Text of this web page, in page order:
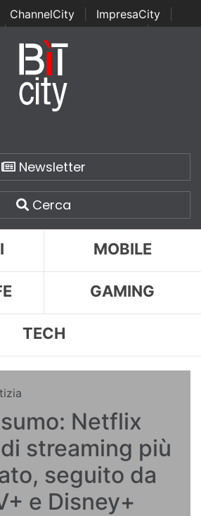
ChannelCity ImpresaCity
| Italian Channel Awards | Italian
Italian Security Awards
Newsletter
Cerca
MOBILE
GAMING
TECH
Netflix
streaming più
seguito da
e Disney+